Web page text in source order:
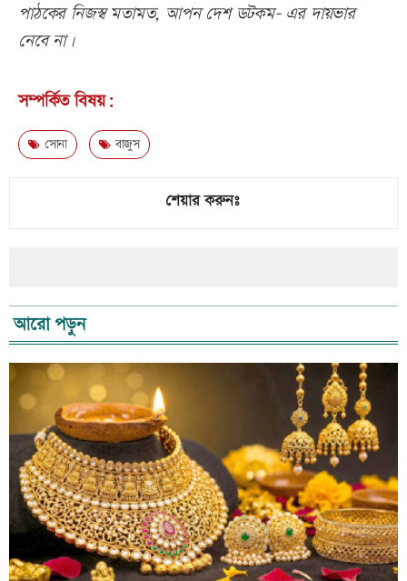
পাঠকের নিজস্ব মতামত, আপন দেশ ডটকম- এর দায়ভার
নেবে না।
সম্পর্কিত বিষয়:
সোনা বাজুস
শেয়ার করুনঃ
আরো পড়ুন